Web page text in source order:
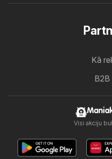
Kā
Visi akciju